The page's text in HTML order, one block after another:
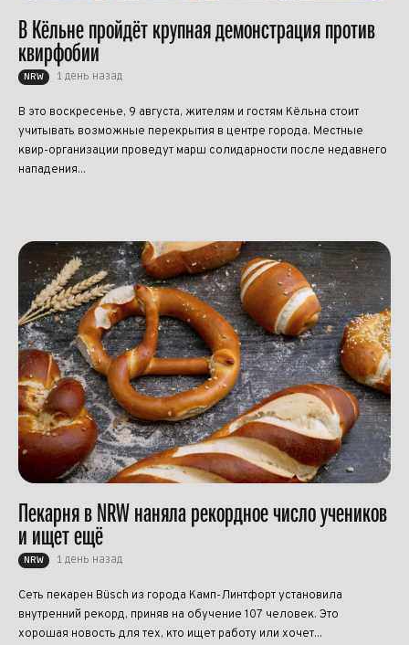
В Кёльне пройдёт крупная демонстрация против
квирфобии
NRW 1 день назад
В это воскресенье, 9 августа, жителям и гостям Кёльна стоит
учитывать возможные перекрытия в центре города. Местные
квир-организации проведут марш солидарности после недавнего
нападения...
Пекарня в NRW наняла рекордное число учеников
и ищет ещё
NRW 1 день назад
Сеть пекарен Büsch из города Камп-Линтфорт установила
внутренний рекорд, приняв на обучение 107 человек. Это
хорошая новость для тех, кто ищет работу или хочет...